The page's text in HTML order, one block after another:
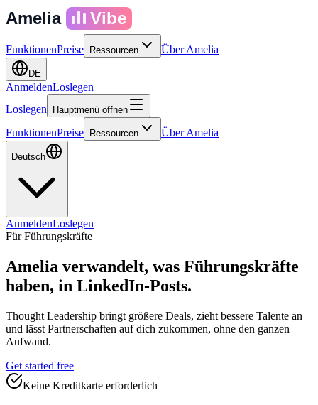
Amelia Vibe
FunktionenPreise Ressourcen Über Amelia
DE
AnmeldenLoslegen
Loslegen
Hauptmenü öffnen
FunktionenPreise Ressourcen Über Amelia
Deutsch
AnmeldenLoslegen
Für Führungskräfte
Amelia verwandelt, was Führungskräfte
haben, in LinkedIn-Posts.
Thought Leadership bringt größere Deals, zieht bessere Talente an
und lässt Partnerschaften auf dich zukommen, ohne den ganzen
Aufwand.
Get started free
Keine Kreditkarte erforderlich